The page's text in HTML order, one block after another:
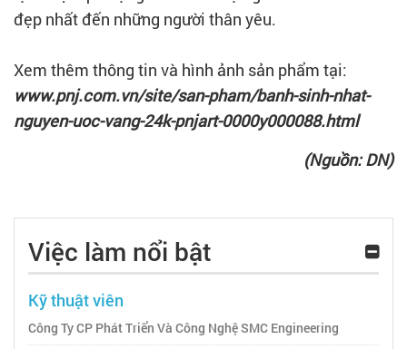
đẹp nhất đến những người thân yêu.
Xem thêm thông tin và hình ảnh sản phẩm tại:
www.pnj.com.vn/site/san-pham/banh-sinh-nhat-
nguyen-uoc-vang-24k-pnjart-0000y000088.html
(Nguồn: DN)
Việc làm nổi bật
Kỹ thuật viên
Công Ty CP Phát Triển Và Công Nghệ SMC Engineering